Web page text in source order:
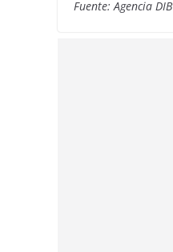
Fuente: Agencia DIB